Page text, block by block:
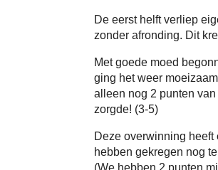
De eerst helft verliep
zonder afronding. Dit
Met goede moed
ging het weer
alleen nog 2 punten
zorgde! (3-5)
Deze overwinning
hebben gekregen nog